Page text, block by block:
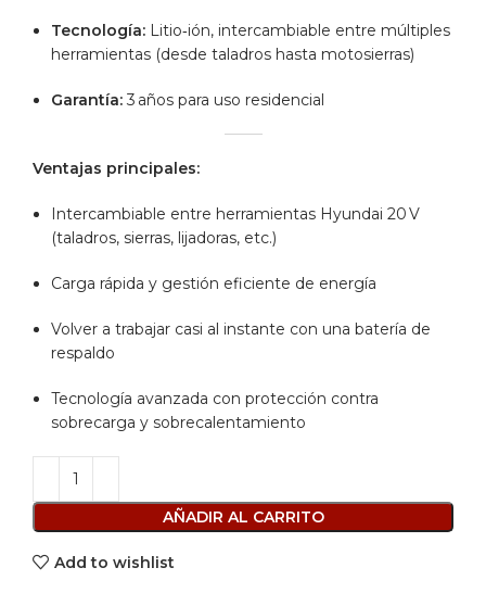
Tecnología: Litio‑ión, intercambiable entre múltiples
herramientas (desde taladros hasta motosierras)
Garantía:3 años para uso residencial
Ventajas principales:
Intercambiable entre herramientas Hyundai 20 V
(taladros, sierras, lijadoras, etc.)
Carga rápida y gestión eficiente de energía
Volver a trabajar casi al instante con una batería de
respaldo
Tecnología avanzada con protección contra
sobrecarga y sobrecalentamiento
AÑADIR AL CARRITO
Add to wishlist